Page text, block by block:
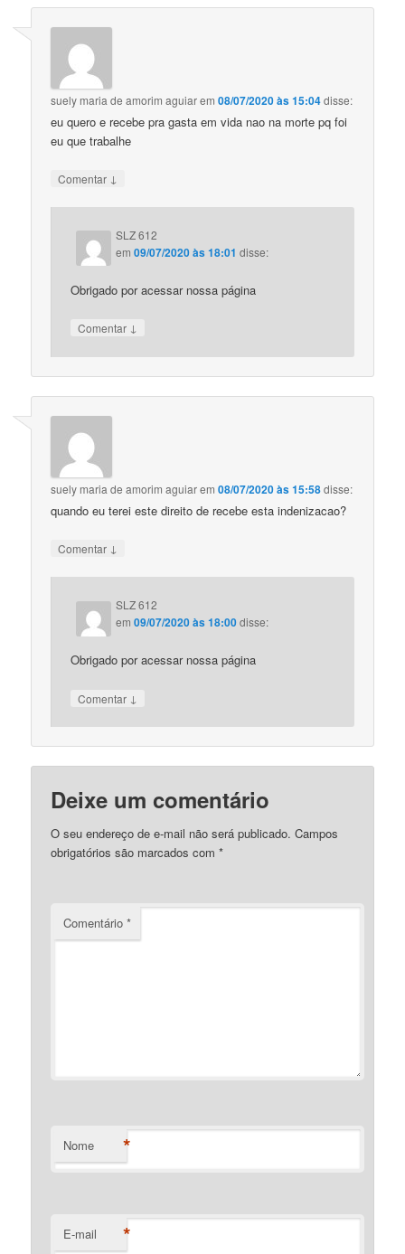
suely maria de amorim aguiarem08/07/2020 às 15:04disse:
eu quero e recebe pra gasta em vida nao na morte pq foi
eu que trabalhe
Comentar ↓
SLZ 612
em09/07/2020 às 18:01 disse:
Obrigado por acessar nossa página
Comentar ↓
suely maria de amorim aguiarem08/07/2020 às 15:58disse:
quando eu terei este direito de recebe esta indenizacao?
Comentar ↓
SLZ 612
em09/07/2020 às 18:00disse:
Obrigado por acessar nossa página
Comentar ↓
Deixe um comentário
O seu endereço de e-mail não será publicado. Campos
obrigatórios são marcados com*
Comentário*
Nome *
E-mail *